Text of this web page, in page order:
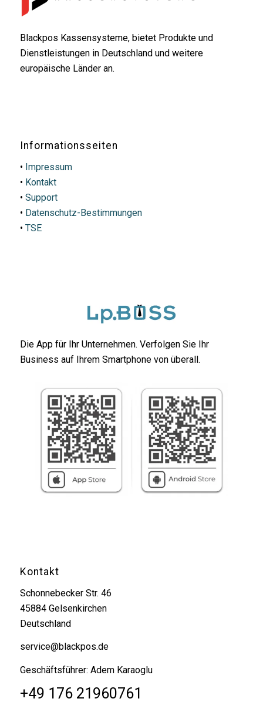
Blackpos Kassensysteme, bietet Produkte und
Dienstleistungen in Deutschland und weitere
europäische Länder an.
Informationsseiten
• Impressum
• Kontakt
• Support
• Datenschutz-Bestimmungen
• TSE
Die App für Ihr Unternehmen. Verfolgen Sie Ihr
Business auf Ihrem Smartphone von überall.
Kontakt
Schonnebecker Str. 46
45884 Gelsenkirchen
Deutschland
service@blackpos.de
Geschäftsführer: Adem Karaoglu
+49 176 21960761